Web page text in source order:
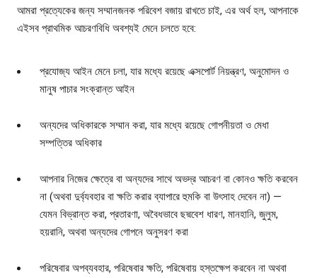
আমরা প্রত্যেকের জন্য সম্মানজনক পরিবেশ বজায় রাখতে চাই, এর অর্থ হল, আপনাকে
এইসব প্রাথমিক আচরণবিধি অবশ্যই মেনে চলতে হবে:
প্রযোজ্য আইন মেনে চলা, যার মধ্যে রয়েছে এক্সপোর্ট নিয়ন্ত্রণ, অনুমোদন ও
মানুষ পাচার সংক্রান্ত আইন
অন্যদের অধিকারকে সম্মান করা, যার মধ্যে রয়েছে গোপনীয়তা ও মেধা
সম্পত্তির অধিকার
আপনার নিজের ক্ষেত্রে বা অন্যদের সাথে অভদ্র আচরণ বা কোনও ক্ষতি করবেন
না (অথবা দুর্ব্যবহার বা ক্ষতি করার ব্যাপারে হুমকি বা উৎসাহ দেবেন না) —
যেমন বিভ্রান্ত করা, প্রতারণা, অবৈধভাবে ছদ্মবেশ ধারণ, মানহানি, জুলুম,
হয়রানি, অথবা অন্যদের গোপনে অনুসরণ করা
পরিষেবার অপব্যবহার, পরিষেবার ক্ষতি, পরিষেবায় হস্তক্ষেপ করবেন না অথবা